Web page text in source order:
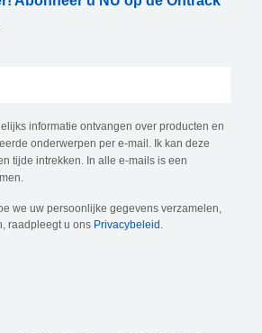
informatie ontvangen over producten en
onderwerpen per e-mail. Ik kan deze
tijde intrekken. In alle e-mails is een
we uw persoonlijke gegevens verzamelen,
raadpleegt u ons Privacybeleid .